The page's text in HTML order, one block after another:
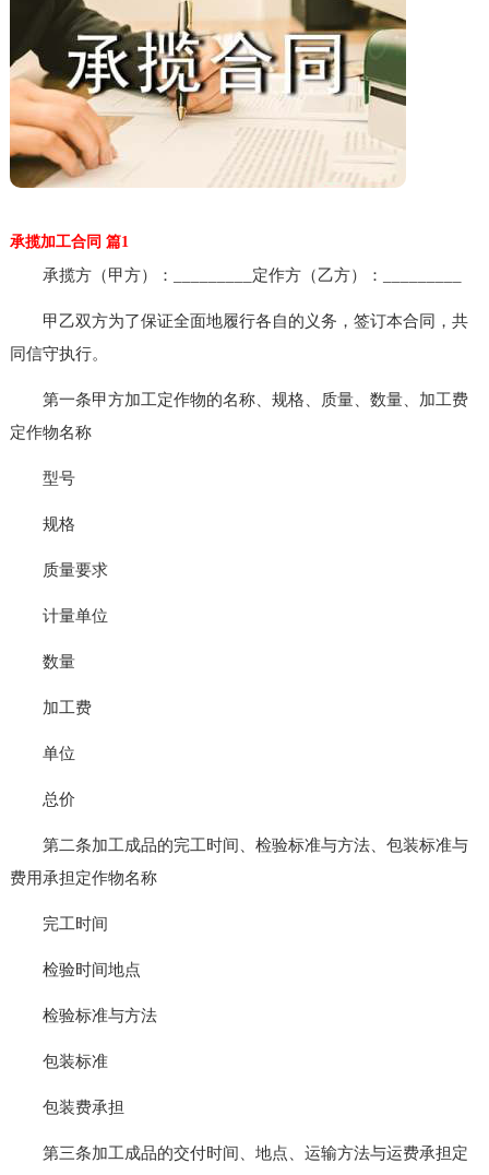
承揽加工合同 篇1
承揽方（甲方）：_________定作方（乙方）：_________
甲乙双方为了保证全面地履行各自的义务，签订本合同，共
同信守执行。
第一条甲方加工定作物的名称、规格、质量、数量、加工费
定作物名称
型号
规格
质量要求
计量单位
数量
加工费
单位
总价
第二条加工成品的完工时间、检验标准与方法、包装标准与
费用承担定作物名称
完工时间
检验时间地点
检验标准与方法
包装标准
包装费承担
第三条加工成品的交付时间、地点、运输方法与运费承担定